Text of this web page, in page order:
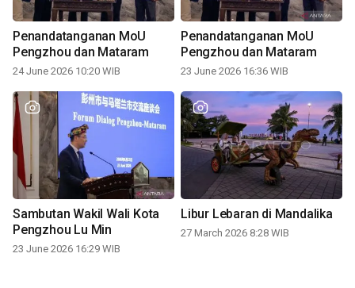
Penandatanganan MoU
Pengzhou dan Mataram
24 June 2026 10:20 WIB
Penandatanganan MoU
Pengzhou dan Mataram
23 June 2026 16:36 WIB
Sambutan Wakil Wali Kota
Pengzhou Lu Min
23 June 2026 16:29 WIB
Libur Lebaran di Mandalika
27 March 2026 8:28 WIB